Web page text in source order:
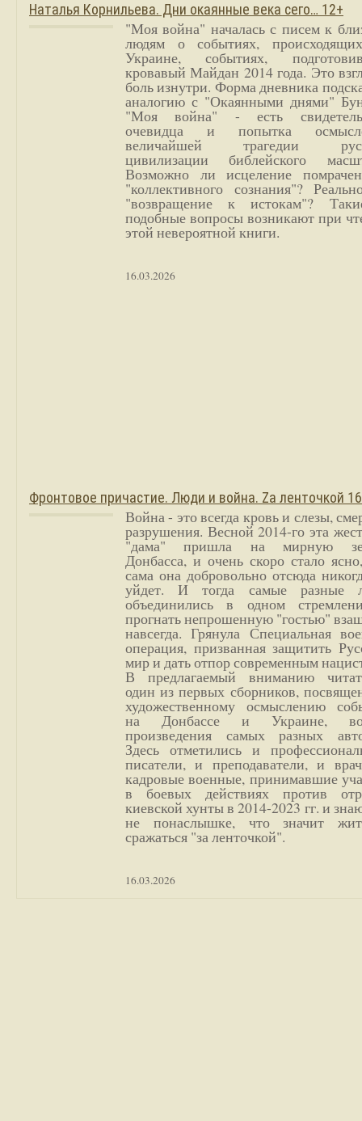
Наталья Корнильева. Дни окаянные века сего… 12+
"Моя война" началась с писем к
людям о событиях,
Украине, событиях,
кровавый Майдан 2014 года. Это
боль изнутри. Форма дневника
аналогию с "Окаянными днями"
"Моя война" - есть
очевидца и попытка
величайшей трагедии
цивилизации библейского
Возможно ли исцеление
"коллективного сознания"?
"возвращение к истокам"?
подобные вопросы возникают при
этой невероятной книги.
16.03.2026
Фронтовое причастие. Люди и война. Zа ленточкой
Война - это всегда кровь и слезы,
разрушения. Весной 2014-го эта
"дама" пришла на мирную
Донбасса, и очень скоро стало
сама она добровольно отсюда
уйдет. И тогда самые разные
объединились в одном
прогнать непрошенную "гостью"
навсегда. Грянула Специальная
операция, призванная защитить
мир и дать отпор современным
В предлагаемый вниманию
один из первых сборников,
художественному осмыслению
на Донбассе и Украине,
произведения самых разных
Здесь отметились и
писатели, и преподаватели, и
кадровые военные, принимавшие
в боевых действиях против
киевской хунты в 2014-2023 гг. и
не понаслышке, что значит
сражаться "за ленточкой".
16.03.2026